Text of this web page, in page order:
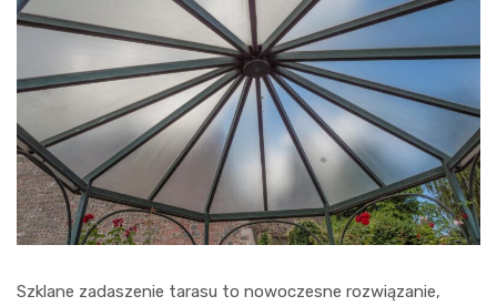
Szklane zadaszenie tarasu to nowoczesne rozwiązanie,